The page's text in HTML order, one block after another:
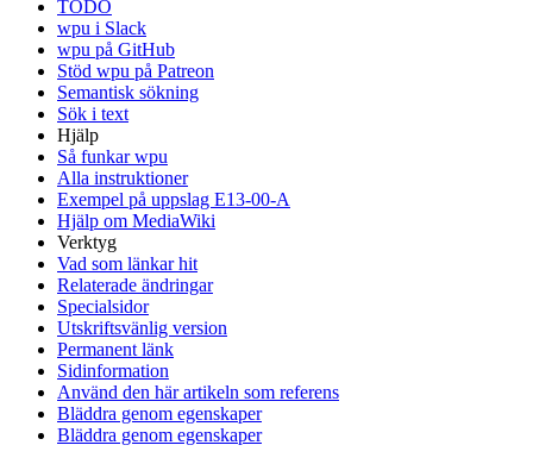
TODO
wpu i Slack
wpu på GitHub
Stöd wpu på Patreon
Semantisk sökning
Sök i text
Hjälp
Så funkar wpu
Alla instruktioner
Exempel på uppslag E13-00-A
Hjälp om MediaWiki
Verktyg
Vad som länkar hit
Relaterade ändringar
Specialsidor
Utskriftsvänlig version
Permanent länk
Sidinformation
Använd den här artikeln som referens
Bläddra genom egenskaper
Bläddra genom egenskaper